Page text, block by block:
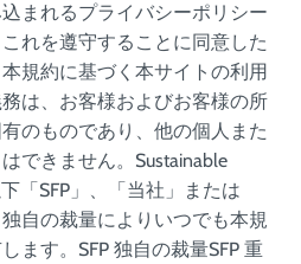
まれるプライバシーポリシー
れを遵守することに同意した
規約に基づく本サイトの利用
は、お客様およびお客様の所
のものであり、他の個人また
できません。Sustainable
「SFP」、「当社」または
独自の裁量によりいつでも本規
ます。SFP 独自の裁量SFP 重